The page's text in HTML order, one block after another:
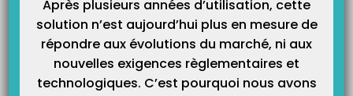
Après plusieurs années d’utilisation, cette
solution n’est aujourd’hui plus en mesure de
répondre aux évolutions du marché, ni aux
nouvelles exigences règlementaires et
technologiques. C’est pourquoi nous avons